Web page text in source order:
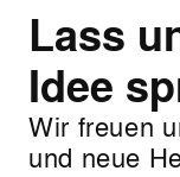
Lass
Idee
Wir freuen
und neue